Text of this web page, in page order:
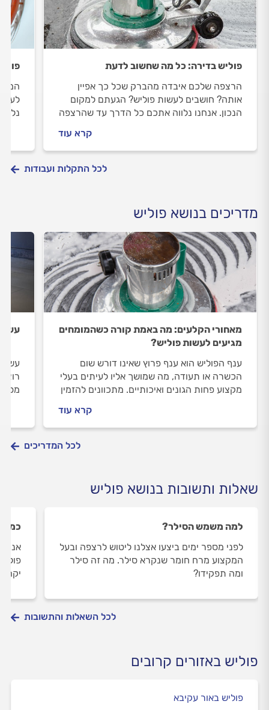
פוליש בדירה: כל מה שחשוב לדעת
הרצפה שלכם איבדה מהברק שכל כך אפיין
אותה? חושבים לעשות פוליש? הגעתם למקום
הנכון. אנחנו נלווה אתכם כל הדרך עד שהרצפה
שעושים פוליש וכמה זה עולה? כל התשובות
לפניכם.
קרא עוד
לכל התקלות ועבודות
מדריכים בנושא פוליש
מאחורי הקלעים: מה באמת קורה כשהמומחים
מגיעים לעשות פוליש?
ענף הפוליש הוא ענף פרוץ שאינו דורש שום
הכשרה או תעודה, מה שמושך אליו לעיתים בעלי
מקצוע פחות הגונים ואיכותיים. מתכוונים להזמין
קרא עוד
לכל המדריכים
שאלות ותשובות בנושא פוליש
למה משמש הסילר?
לפני מספר ימים ביצעו אצלנו ליטוש לרצפה ובעל
המקצוע מרח חומר שנקרא סילר. מה זה סילר
ומה תפקידו?
כמה
אני
יקח
לכל השאלות והתשובות
פוליש באזורים קרובים
פוליש באור עקיבא